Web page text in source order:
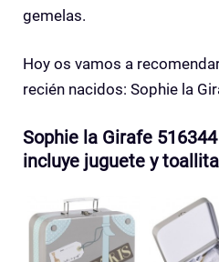
gemelas.
Hoy os vamos a
recién nacidos: Sophie la
Sophie la Girafe
incluye juguete y toallita